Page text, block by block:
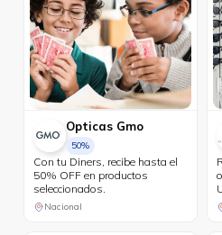
Opticas Gmo
50%
Con tu Diners, recibe hasta el
50% OFF en productos
seleccionados.
Nacional